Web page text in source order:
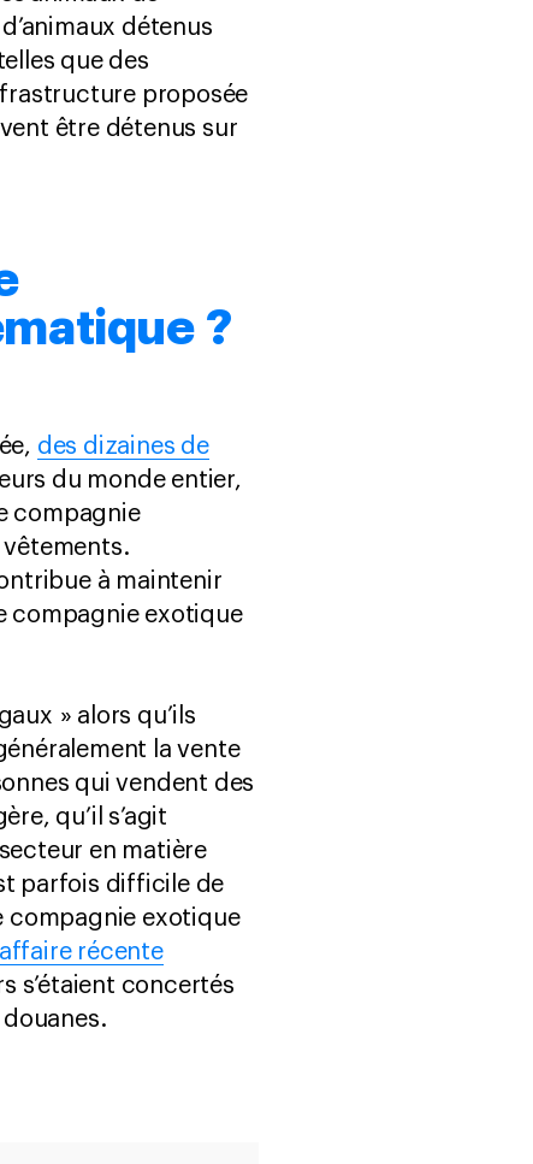
détenus
que des
proposée
être détenus sur
?
des dizaines de
du monde entier,
compagnie
à maintenir
compagnie exotique
» alors qu’ils
la vente
qui vendent des
qu’il s’agit
en matière
parfois difficile de
compagnie exotique
affaire récente
s’étaient concertés